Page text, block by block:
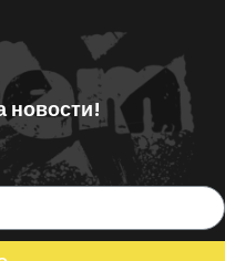
новости!